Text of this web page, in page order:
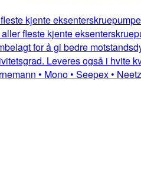
kjente
fleste kjente
for å gi bedre
Leveres også i hvite
• Mono • Seepex •